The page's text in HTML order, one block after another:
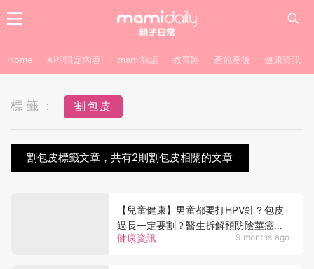
Home APP限定內容! mami熱話 教育路 產前產後 健康資訊
標籤： 割包皮
割包皮標籤文章，共有2則割包皮相關的文章
健康資訊 9 months ago
【兒童健康】男童都要打HPV針？包皮
過長一定要割？醫生拆解預防陰莖癌兩
大關鍵